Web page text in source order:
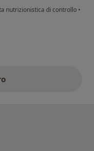
nutrizionistica di controllo •
di cui sopra